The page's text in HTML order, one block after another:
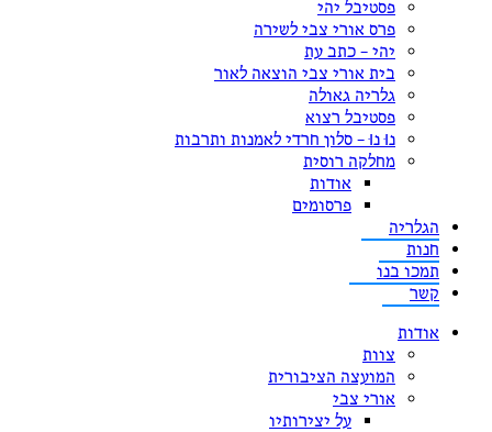
פסטיבל יהי
פרס אורי צבי לשירה
יהי – כתב עת
בית אורי צבי הוצאה לאור
גלריה גאולה
פסטיבל רצוא
נוּ נוּ – סלון חרדי לאמנות ותרבות
מחלקה רוסית
אודות
פרסומים
הגלריה
חנות
תמכו בנו
קשר
אודות
צוות
המועצה הציבורית
אורי צבי
על יצירותיו